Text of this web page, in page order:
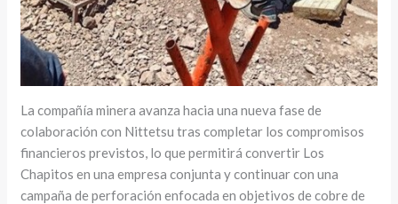
La compañía minera avanza hacia una nueva fase de
colaboración con Nittetsu tras completar los compromisos
financieros previstos, lo que permitirá convertir Los
Chapitos en una empresa conjunta y continuar con una
campaña de perforación enfocada en objetivos de cobre de